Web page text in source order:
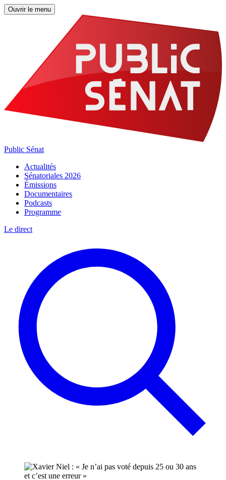
Ouvrir le menu
Public Sénat
Actualités
Sénatoriales 2026
Émissions
Documentaires
Podcasts
Programme
Le direct